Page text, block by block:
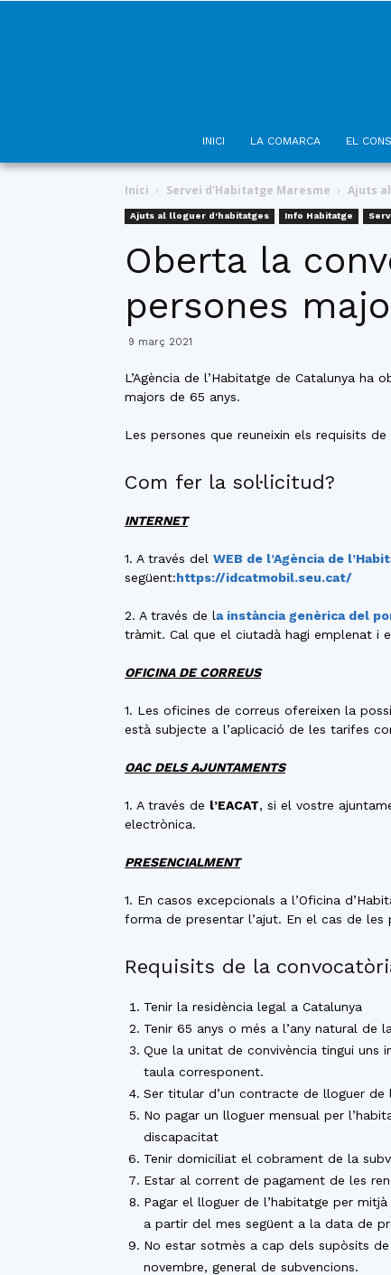
INICI LA COMARCA EL
Inici Servei d'Habitatge Maresme Ajuts
Ajuts al lloguer d'habitatges Info Habitatge
Oberta la
persones
9 març 2021
L’Agència de l’Habitatge de Catalunya
majors de 65 anys.
Les persones que reuneixin els requisits
Com fer la sol·licitud?
INTERNET
1. A través del WEB de l’Agència de
següent:https://idcatmobil.seu.cat/
2. A través de la instància genèrica del
tràmit. Cal que el ciutadà hagi emplenat i
OFICINA DE CORREUS
1. Les oficines de correus ofereixen la
està subjecte a l’aplicació de les tarifes
OAC DELS AJUNTAMENTS
1. A través de l’EACAT, si el vostre
electrònica.
PRESENCIALMENT
1. En casos excepcionals a l’Oficina
forma de presentar l’ajut. En el cas de les
Requisits de la
Tenir la residència legal a Catalunya
Tenir 65 anys o més a l’any natural de
Que la unitat de convivència tingui uns
taula corresponent.
Ser titular d’un contracte de lloguer de
No pagar un lloguer mensual per
discapacitat
Tenir domiciliat el cobrament de la
Estar al corrent de pagament de les
Pagar el lloguer de l’habitatge per
a partir del mes següent a la data de
No estar sotmès a cap dels supòsits
novembre, general de subvencions.